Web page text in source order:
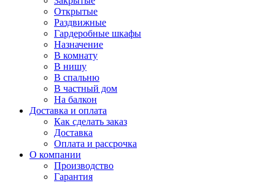
Открытые
Раздвижные
Гардеробные шкафы
Назначение
В комнату
В нишу
В спальню
В частный дом
На балкон
Доставка и оплата
Как сделать заказ
Доставка
Оплата и рассрочка
О компании
Производство
Гарантия